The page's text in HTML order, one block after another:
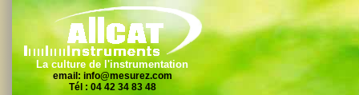
La culture de l'instrumentation
email: info@mesurez.com
Tél : 04 42 34 83 48